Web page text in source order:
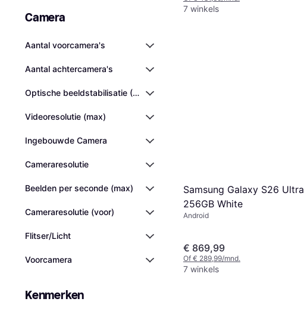
Camera
Aantal voorcamera's
Aantal achtercamera's
Optische beeldstabilisatie (OIS)
Videoresolutie (max)
Ingebouwde Camera
Cameraresolutie
Beelden per seconde (max)
Cameraresolutie (voor)
Flitser/Licht
Voorcamera
Kenmerken
7 winkels
Samsung Galaxy S26 Ultra
256GB White
Android
€ 869,99
Of € 289,99/mnd.
7 winkels